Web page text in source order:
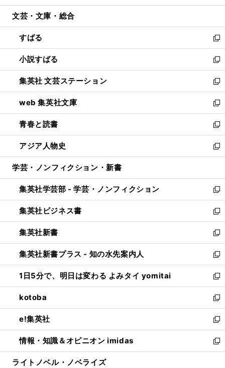
開
ウ
開
く
ン
ウ
で
開
く
ウ
ン
ド
ウ
で
開
く
文芸・文庫・総合
すばる
新
し
い
ウ
ィ
ン
ド
ウ
で
開
く
小説すばる
新
し
い
ウ
ィ
ン
ド
ウ
で
開
集英社 文芸ステーション
新
し
い
ウ
ィ
ン
ド
ウ
開
く
web 集英社文庫
新
し
い
ウ
ィ
ン
ウ
で
開
く
青春と読書
新
し
い
ウ
ン
ド
ウ
で
開
く
アジア人物史
新
し
ウ
ィ
ン
ド
ウ
で
開
く
学芸・ノンフィクション・新書
集英社学芸部 - 学芸・ノンフィクション
新
し
い
ウ
ィ
ン
ド
ウ
で
開
く
集英社ビジネス書
新
し
い
ウ
ィ
ン
ド
ウ
で
開
く
集英社新書
新
し
い
ウ
ィ
ン
ド
ウ
で
開
く
集英社新書プラス - 知の水先案内人
新
し
い
ウ
ィ
ン
ド
ウ
で
開
1日5分で、明日は変わる よみタイ yomitai
新
し
い
ウ
ィ
ン
ド
ウ
kotoba
新
し
い
ウ
ィ
ン
e!集英社
新
し
い
ウ
情報・知識＆オピニオン imidas
新
し
ライトノベル・ノベライズ